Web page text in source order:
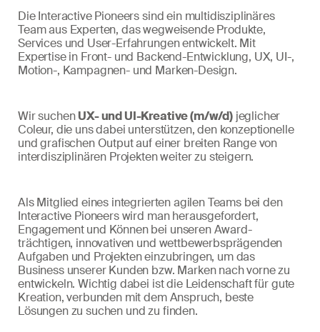
Die Interactive Pioneers sind ein multidisziplinäres
Team aus Experten, das wegweisende Produkte,
Services und User-Erfahrungen entwickelt. Mit
Expertise in Front- und Backend-Entwicklung, UX, UI-,
Motion-, Kampagnen- und Marken-Design.
Wir suchenUX- und UI-Kreative (m/w/d)jeglicher
Coleur, die uns dabei unterstützen, den konzeptionelle
und grafischen Output auf einer breiten Range von
interdisziplinären Projekten weiter zu steigern.
Als Mitglied eines integrierten agilen Teams bei den
Interactive Pioneers wird man herausgefordert,
Engagement und Können bei unseren Award-
trächtigen, innovativen und wettbewerbsprägenden
Aufgaben und Projekten einzubringen, um das
Business unserer Kunden bzw. Marken nach vorne zu
entwickeln. Wichtig dabei ist die Leidenschaft für gute
Kreation, verbunden mit dem Anspruch, beste
Lösungen zu suchen und zu finden.